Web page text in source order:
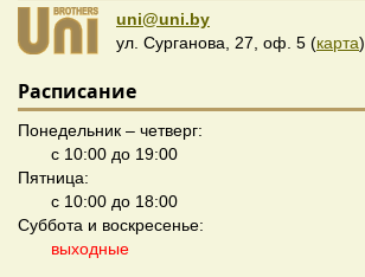
uni@uni.by
ул. Сурганова, 27, оф. 5 (карта)
Расписание
Понедельник – четверг:
с 10:00 до 19:00
Пятница:
с 10:00 до 18:00
Суббота и воскресенье:
выходные